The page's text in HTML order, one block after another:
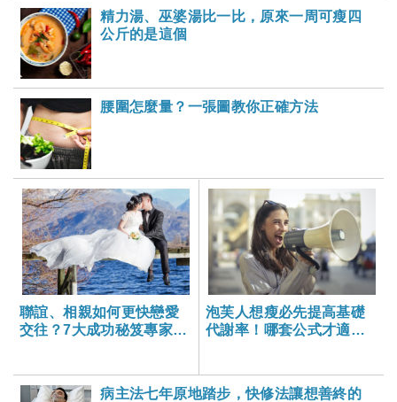
精力湯、巫婆湯比一比，原來一周可瘦四
公斤的是這個
腰圍怎麼量？一張圖教你正確方法
聯誼、相親如何更快戀愛
交往？7大成功秘笈專家報
泡芙人想瘦必先提高基礎
代謝率！哪套公式才適合
病主法七年原地踏步，快修法讓想善終的